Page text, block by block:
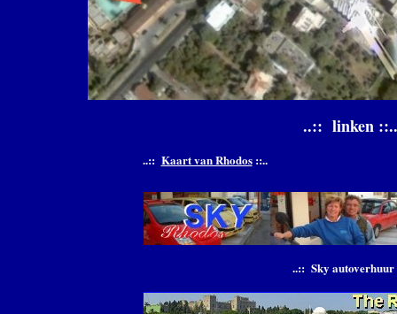
..:: linken ::..
..:: Kaart van Rhodos::..
..:: Sky autoverhuur